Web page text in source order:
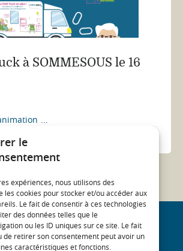
le
expériences, nous utilisons des
les cookies pour stocker et/ou accéder aux
Le fait de consentir à ces technologies
des données telles que le
ou les ID uniques sur ce site. Le fait
de retirer son consentement peut avoir un
caractéristiques et fonctions.
à SOMMESOUS le 16
...